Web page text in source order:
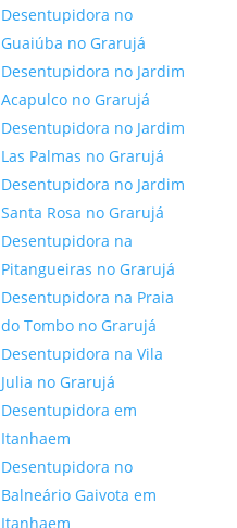
Desentupidora no
Guaiúba no Grarujá
Desentupidora no Jardim
Acapulco no Grarujá
Desentupidora no Jardim
Las Palmas no Grarujá
Desentupidora no Jardim
Santa Rosa no Grarujá
Desentupidora na
Pitangueiras no Grarujá
Desentupidora na Praia
do Tombo no Grarujá
Desentupidora na Vila
Julia no Grarujá
Desentupidora em
Itanhaem
Desentupidora no
Balneário Gaivota em
Itanhaem